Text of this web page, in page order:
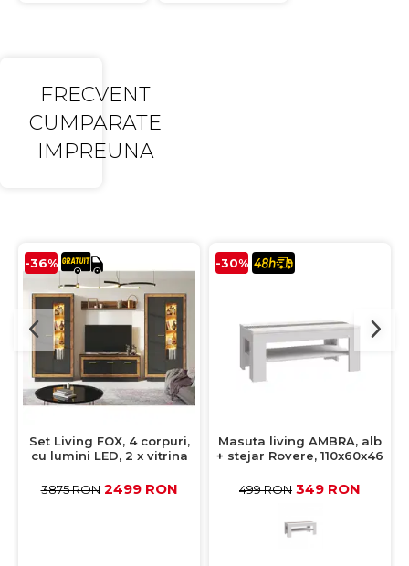
FRECVENT
CUMPARATE
IMPREUNA
-36%
Set Living FOX, 4 corpuri,
cu lumini LED, 2 x vitrina
etajera FOX6, corp eger,
3875 RON 2499 RON
-30%
Masuta living AMBRA, alb
+ stejar Rovere, 110x60x46
499 RON 349 RON